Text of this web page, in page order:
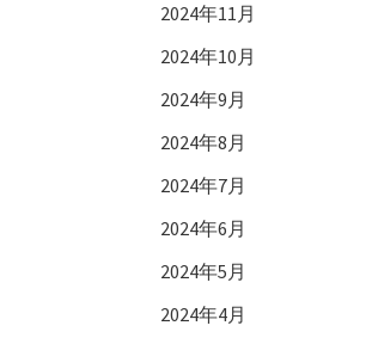
2024年11月
2024年10月
2024年9月
2024年8月
2024年7月
2024年6月
2024年5月
2024年4月